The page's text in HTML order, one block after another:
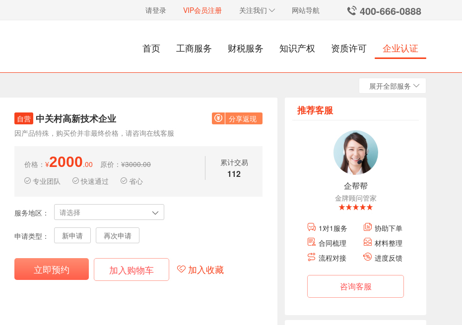
请登录 VIP会员注册 关注我们 网站导航 400-666-0888
首页 工商服务 财税服务 知识产权 资质许可 企业认证
展开全部服务
自营 中关村高新技术企业
分享返现
因产品特殊，购买价并非最终价格，请咨询在线客服
累计交易
112
价格： ¥2000.00 原价： ¥3000.00
专业团队
快速通过 省心
服务地区： 请选择
申请类型： 新申请 再次申请
立即预约 加入购物车 加入收藏
推荐客服
企帮帮
金牌顾问管家
1对1服务
协助下单
合同梳理
材料整理
流程对接
进度反馈
咨询客服
184****7963刚刚预约了金牌顾问
184****7963刚刚预约了金牌顾问
138****0040刚刚预约了金牌顾问
176****5372刚刚预约了金牌顾问